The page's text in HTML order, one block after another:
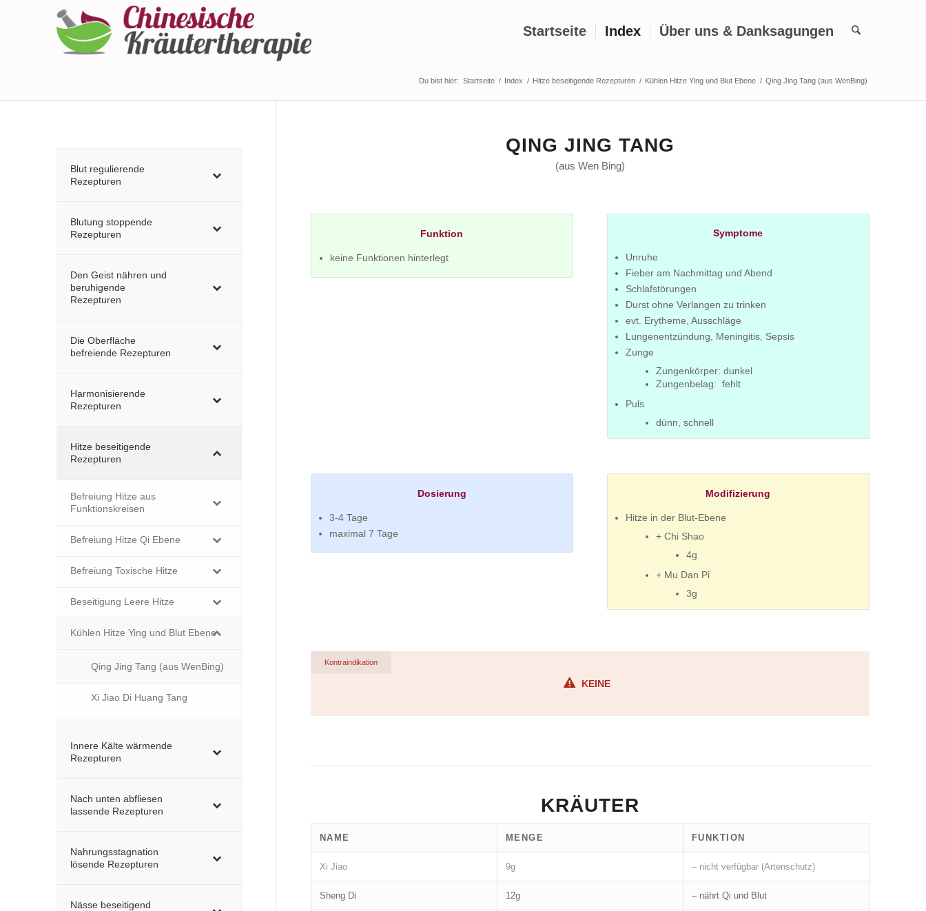
Startseite Index Über uns & Danksagungen
Du bist hier: Startseite / Index / Hitze beseitigende Rezepturen / Kühlen Hitze Ying und Blut Ebene / Qing Jing Tang (aus WenBing)
QING JING TANG
(aus Wen Bing)
Funktion
keine Funktionen hinterlegt
Symptome
Unruhe
Fieber am Nachmittag und Abend
Schlafstörungen
Durst ohne Verlangen zu trinken
evt. Erytheme, Ausschläge
Lungenentzündung, Meningitis, Sepsis
Zunge
Zungenkörper: dunkel
Zungenbelag: fehlt
Puls
dünn, schnell
Dosierung
3-4 Tage
maximal 7 Tage
Modifizierung
Hitze in der Blut-Ebene
+ Chi Shao
4g
+ Mu Dan Pi
3g
Kontraindikation
KEINE
KRÄUTER
NAME MENGE FUNKTION
Xi Jiao 9g – nicht verfügbar (Artenschutz)
Sheng Di 12g – nährt Qi und Blut
Blut regulierende
Rezepturen
Blutung stoppende
Rezepturen
Den Geist nähren und
beruhigende
Rezepturen
Die Oberfläche
befreiende Rezepturen
Harmonisierende
Rezepturen
Hitze beseitigende
Rezepturen
Befreiung Hitze aus
Funktionskreisen
Befreiung Hitze Qi Ebene
Befreiung Toxische Hitze
Beseitigung Leere Hitze
Kühlen Hitze Ying und Blut Ebene
Qing Jing Tang (aus WenBing)
Xi Jiao Di Huang Tang
Innere Kälte wärmende
Rezepturen
Nach unten abfliesen
lassende Rezepturen
Nahrungsstagnation
lösende Rezepturen
Nässe beseitigend